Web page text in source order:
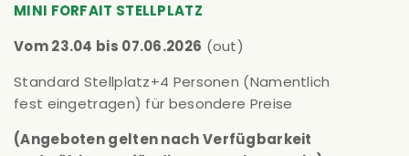
MINI FORFAIT STELLPLATZ
Vom 23.04 bis 07.06.2026 (out)
Standard Stellplatz+4 Personen (Namentlich
fest eingetragen) für besondere Preise
(Angeboten gelten nach Verfügbarkeit